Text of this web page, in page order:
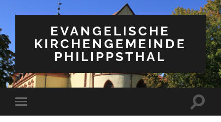
EVANGELISCHE
KIRCHENGEMEINDE
PHILIPPSTHAL
Mobile-
Menü